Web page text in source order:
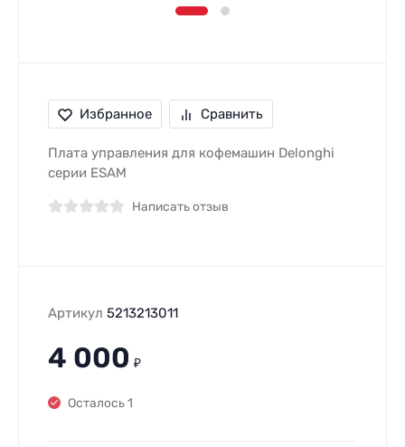
Избранное Сравнить
Плата управления для кофемашин Delonghi
серии ESAM
Написать отзыв
Артикул 5213213011
4 000 ₽
Осталось 1